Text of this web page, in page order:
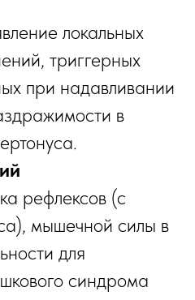
локальных
триггерных
при надавливании
в
рефлексов (с
мышечной силы в
для
синдрома